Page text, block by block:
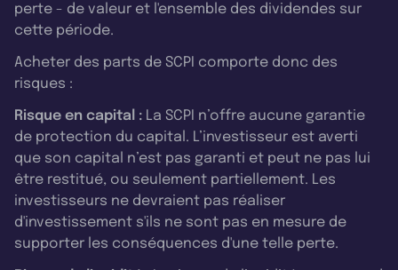
perte - de valeur et l'ensemble des dividendes sur
cette période.
Acheter des parts de SCPI comporte donc des
risques :
Risque en capital : La SCPI n’offre aucune garantie
de protection du capital. L’investisseur est averti
que son capital n’est pas garanti et peut ne pas lui
être restitué, ou seulement partiellement. Les
investisseurs ne devraient pas réaliser
d'investissement s'ils ne sont pas en mesure de
supporter les conséquences d'une telle perte.